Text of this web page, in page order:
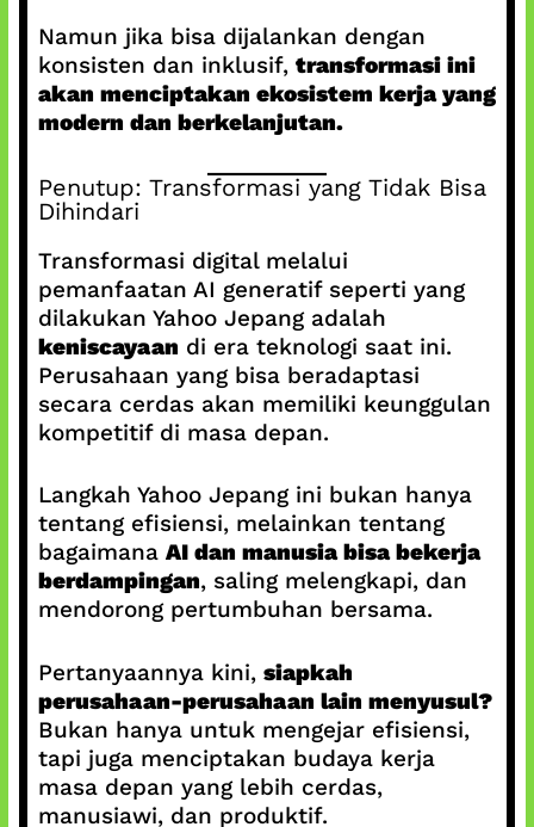
Namun jika bisa dijalankan dengan
konsisten dan inklusif, transformasi ini
akan menciptakan ekosistem kerja yang
modern dan berkelanjutan.
Penutup: Transformasi yang Tidak Bisa
Dihindari
Transformasi digital melalui
pemanfaatan AI generatif seperti yang
dilakukan Yahoo Jepang adalah
keniscayaan di era teknologi saat ini.
Perusahaan yang bisa beradaptasi
secara cerdas akan memiliki keunggulan
kompetitif di masa depan.
Langkah Yahoo Jepang ini bukan hanya
tentang efisiensi, melainkan tentang
bagaimana AI dan manusia bisa bekerja
berdampingan, saling melengkapi, dan
mendorong pertumbuhan bersama.
Pertanyaannya kini, siapkah
perusahaan-perusahaan lain menyusul?
Bukan hanya untuk mengejar efisiensi,
tapi juga menciptakan budaya kerja
masa depan yang lebih cerdas,
manusiawi, dan produktif.